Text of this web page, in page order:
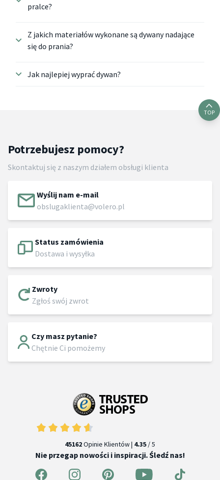
pralce?
Z jakich materiałów wykonane są dywany nadające
się do prania?
Jak najlepiej wyprać dywan?
TOP
Potrzebujesz pomocy?
Skontaktuj się z naszym działem obsługi klienta
Wyślij nam e-mail
obslugaklienta@volero.pl
Status zamówienia
Dostawa i wysyłka
Zwroty
Zgłoś swój zwrot
Czy masz pytanie?
Chętnie Ci pomożemy
45162Opinie Klientów | 4.35 / 5
Nie przegap nowości i inspiracji. Śledź nas!